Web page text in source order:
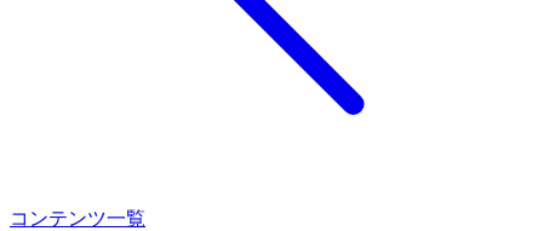
コンテンツ一覧